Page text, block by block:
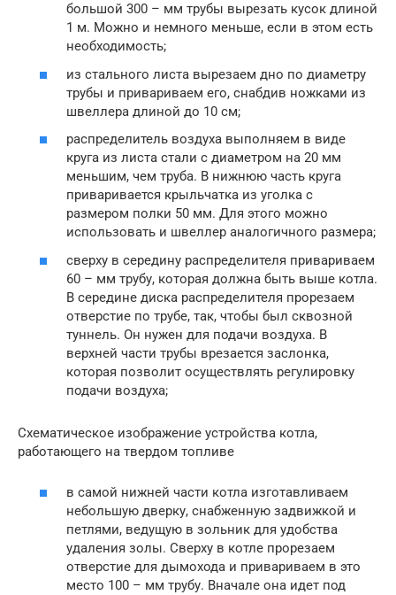
большой 300 – мм трубы вырезать кусок длиной
1 м. Можно и немного меньше, если в этом есть
необходимость;
из стального листа вырезаем дно по диаметру
трубы и привариваем его, снабдив ножками из
швеллера длиной до 10 см;
распределитель воздуха выполняем в виде
круга из листа стали с диаметром на 20 мм
меньшим, чем труба. В нижнюю часть круга
приваривается крыльчатка из уголка с
размером полки 50 мм. Для этого можно
использовать и швеллер аналогичного размера;
сверху в середину распределителя привариваем
60 – мм трубу, которая должна быть выше котла.
В середине диска распределителя прорезаем
отверстие по трубе, так, чтобы был сквозной
туннель. Он нужен для подачи воздуха. В
верхней части трубы врезается заслонка,
которая позволит осуществлять регулировку
подачи воздуха;
Схематическое изображение устройства котла,
работающего на твердом топливе
в самой нижней части котла изготавливаем
небольшую дверку, снабженную задвижкой и
петлями, ведущую в зольник для удобства
удаления золы. Сверху в котле прорезаем
отверстие для дымохода и привариваем в это
место 100 – мм трубу. Вначале она идет под